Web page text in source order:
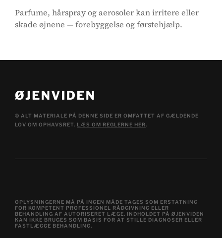
Parfume, hårspray og aerosoler kan irritere eller
skade øjnene — forebyggelse og førstehjælp.
© ALT MATERIALE PÅ DENNE SIDE ER OMFATTET AF GÆLDENDE
LOV OM OPHAVSRET. LÆS OM REGLERNE HER.
OPLYSNINGERNE MÅ PÅ INGEN MÅDE TAGES SOM ERSTATNING
FOR KOMPETENT PROFESSIONEL RÅDGIVNING ELLER
BEHANDLING AF AUTORISERET LÆGE. INDHOLDET PÅ ØJENVIDEN
KAN IKKE BRUGES SOM BASIS FOR AT STILLE DIAGNOSER ELLER
FASTLÆGGE BEHANDLING.